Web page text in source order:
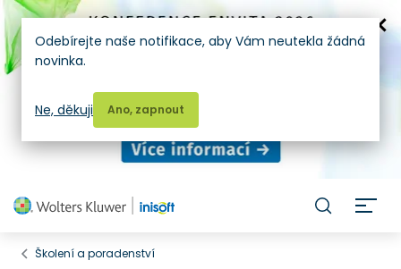
Školení a poradenství
Odebírejte naše notifikace, aby Vám neutekla žádná
novinka.
Ano, zapnout
Ne, děkuji